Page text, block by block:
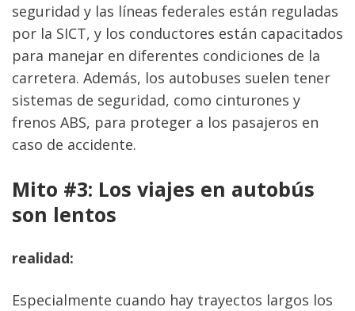
seguridad y las líneas federales están reguladas
por la SICT, y los conductores están capacitados
para manejar en diferentes condiciones de la
carretera. Además, los autobuses suelen tener
sistemas de seguridad, como cinturones y
frenos ABS, para proteger a los pasajeros en
caso de accidente.
Mito #3: Los viajes en autobús
son lentos
realidad:
Especialmente cuando hay trayectos largos los